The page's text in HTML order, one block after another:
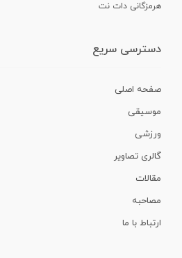
هرمزگانی دات نت
دسترسی سریع
صفحه اصلی
موسیقی
ورزشی
گالری تصاویر
مقالات
مصاحبه
ارتباط با ما